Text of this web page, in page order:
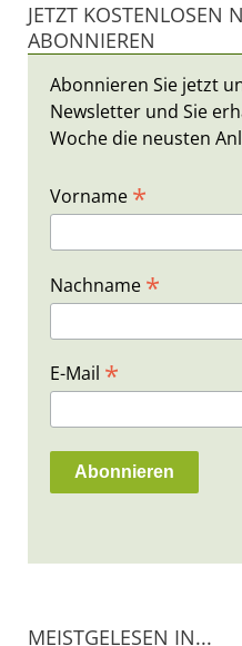
JETZT KOSTENLOSEN
ABONNIEREN
Abonnieren Sie jetzt
Newsletter und Sie
Woche die neusten
Vorname *
Nachname *
E-Mail *
MEISTGELESEN IN...